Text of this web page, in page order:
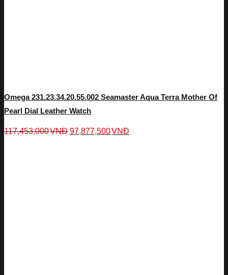
Omega 231.23.34.20.55.002 Seamaster Aqua Terra Mother Of
Pearl Dial Leather Watch
117,453,000VNĐ 97,877,500VNĐ